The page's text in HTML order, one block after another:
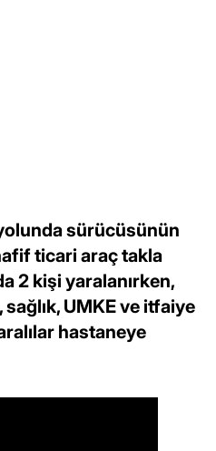
sürücüsünün
ticari araç takla
2 kişi yaralanırken,
UMKE ve itfaiye
hastaneye